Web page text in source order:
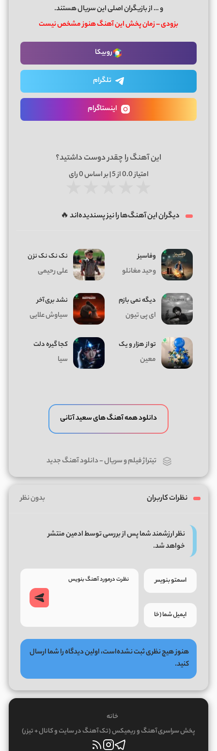
و … از بازیگران اصلی این سریال هستند.
بزودی – زمان پخش این آهنگ هنوز مشخص نیست
روبیکا
تلگرام
اینستاگرام
این آهنگ را چقدر دوست داشتید؟
امتیاز0.0از 5 | بر اساس 0رای
دیگران این آهنگ‌ها را نیز پسندیده‌اند 🔥
وفاسیز
وحید مغانلو
نک نک نک نزن
علی رحیمی
دیگه نمی بازم
ای پی تیون
نشد بری آخر
سیاوش علایی
تو از هزار و یک
معین
کجا گیره دلت
سیا
دانلود همه آهنگ های سعید آتانی
تیتراژ فیلم و سریال-دانلود آهنگ جدید
نظرات کاربران بدون نظر
نظر ارزشمند شما پس از بررسی توسط ادمین منتشر
خواهد شد.
هنوز هیچ نظری ثبت نشده‌است، اولین دیدگاه را شما ارسال
کنید.
خانه
پخش سراسری آهنگ و ریمیکس (تک آهنگ در سایت و کانال + تیزر)